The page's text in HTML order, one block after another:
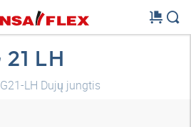
LH
LH Dujų jungtis